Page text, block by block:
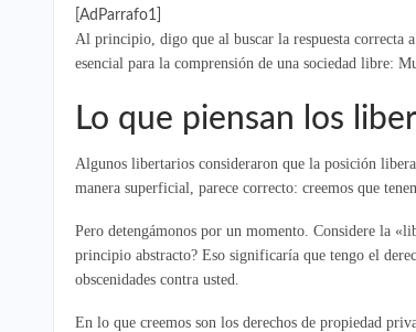
[AdParrafo1]
Al principio, digo que al buscar la respuesta correcta
esencial para la comprensión de una sociedad libre:
Lo que piensan los
Algunos libertarios consideraron que la posición
manera superficial, parece correcto: creemos que
Pero detengámonos por un momento. Considere la
principio abstracto? Eso significaría que tengo el
obscenidades contra usted.
En lo que creemos son los derechos de propiedad